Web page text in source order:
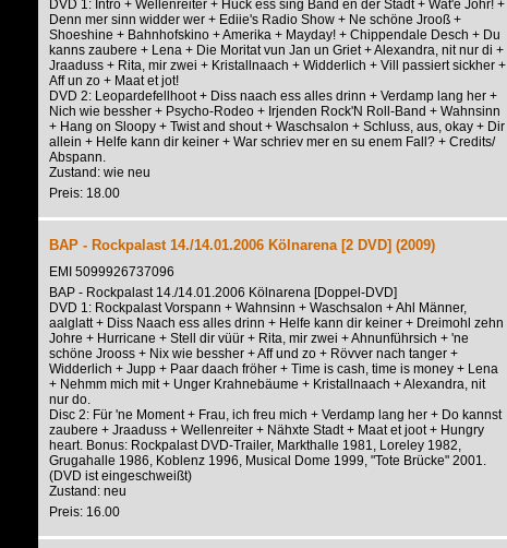
DVD 1: Intro + Wellenreiter + Hück ess sing Band en der Stadt + Wat'e Johr! +
Denn mer sinn widder wer + Ediie's Radio Show + Ne schöne Jrooß +
Shoeshine + Bahnhofskino + Amerika + Mayday! + Chippendale Desch + Du
kanns zaubere + Lena + Die Moritat vun Jan un Griet + Alexandra, nit nur di +
Jraaduss + Rita, mir zwei + Kristallnaach + Widderlich + Vill passiert sickher +
Aff un zo + Maat et jot!
DVD 2: Leopardefellhoot + Diss naach ess alles drinn + Verdamp lang her +
Nich wie bessher + Psycho-Rodeo + Irjenden Rock'N Roll-Band + Wahnsinn
+ Hang on Sloopy + Twist and shout + Waschsalon + Schluss, aus, okay + Dir
allein + Helfe kann dir keiner + War schriev mer en su enem Fall? + Credits/
Abspann.
Zustand: wie neu
Preis: 18.00
BAP - Rockpalast 14./14.01.2006 Kölnarena [2 DVD] (2009)
EMI 5099926737096
BAP - Rockpalast 14./14.01.2006 Kölnarena [Doppel-DVD]
DVD 1: Rockpalast Vorspann + Wahnsinn + Waschsalon + Ahl Männer,
aalglatt + Diss Naach ess alles drinn + Helfe kann dir keiner + Dreimohl zehn
Johre + Hurricane + Stell dir vüür + Rita, mir zwei + Ahnunführsich + 'ne
schöne Jrooss + Nix wie bessher + Aff und zo + Rövver nach tanger +
Widderlich + Jupp + Paar daach fröher + Time is cash, time is money + Lena
+ Nehmm mich mit + Unger Krahnebäume + Kristallnaach + Alexandra, nit
nur do.
Disc 2: Für 'ne Moment + Frau, ich freu mich + Verdamp lang her + Do kannst
zaubere + Jraaduss + Wellenreiter + Nähxte Stadt + Maat et joot + Hungry
heart. Bonus: Rockpalast DVD-Trailer, Markthalle 1981, Loreley 1982,
Grugahalle 1986, Koblenz 1996, Musical Dome 1999, "Tote Brücke" 2001.
(DVD ist eingeschweißt)
Zustand: neu
Preis: 16.00